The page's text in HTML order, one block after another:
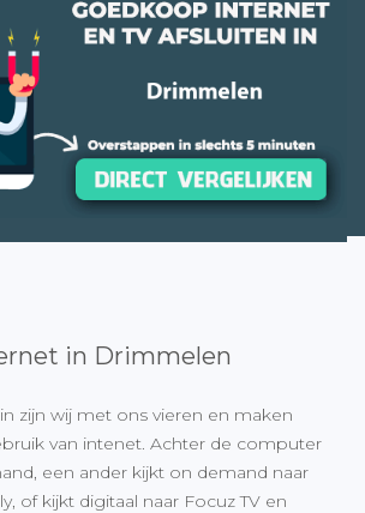
in Drimmelen
zijn wij met ons vieren en maken
van intenet. Achter de computer
een ander kijkt on demand naar
of kijkt digitaal naar Focuz TV en